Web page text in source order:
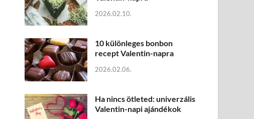
2026.02.10.
10 különleges bonbon
recept Valentin-napra
2026.02.06.
Ha nincs ötleted: univerzális
Valentin-napi ajándékok